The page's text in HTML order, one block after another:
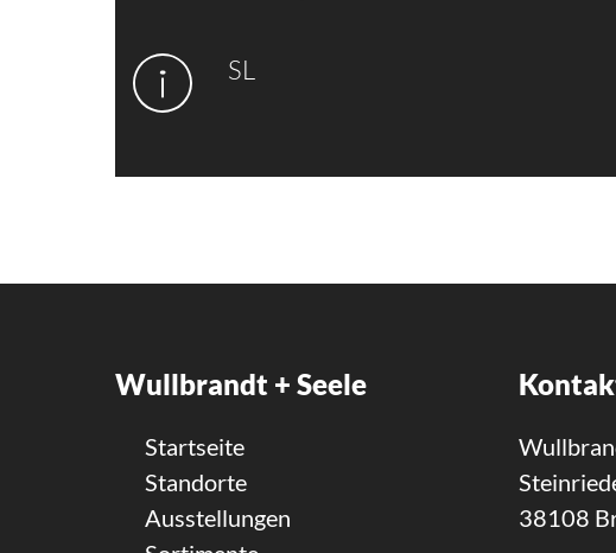
SL
Wullbrandt + Seele
Startseite
Standorte
Ausstellungen
38108